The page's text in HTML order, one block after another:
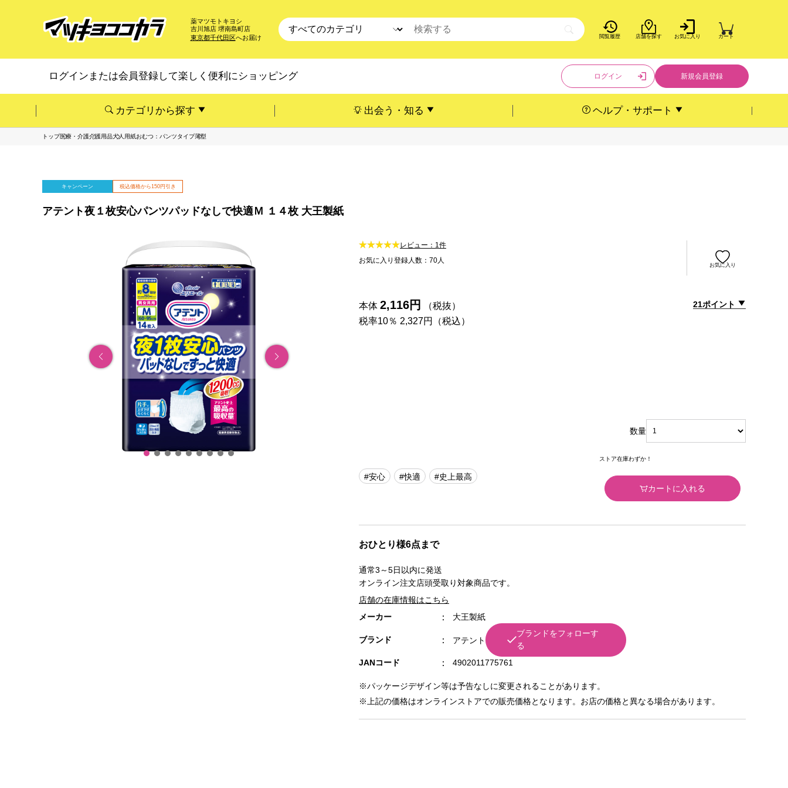
薬マツモトキヨシ
吉川旭店 堺南島町店
東京都千代田区へお届け 閲覧履歴 店舗を探す お気に入り カート
ログインまたは会員登録して楽しく便利にショッピング ログイン 新規会員登録
カテゴリから探す 出会う・知る ヘルプ・サポート
トップ医療・介護介護用品大人用紙おむつ：パンツタイプ薄型
キャンペーン 税込価格から150円引き
アテント夜１枚安心パンツパッドなしで快適Ｍ １４枚 大王製紙
レビュー：1件
お気に入り登録人数：70人
お気に入り
本体 2,116円
（税抜）
税率10％ 2,327円（税込）
21ポイント
#安心 #快適 #史上最高
おひとり様6点まで
通常3～5日以内に発送
オンライン注文店頭受取り対象商品です。
店舗の在庫情報はこちら
メーカー 大王製紙
ブランド アテント
ブランドをフォローす
る
JANコード
4902011775761
※パッケージデザイン等は予告なしに変更されることがあります。
※上記の価格はオンラインストアでの販売価格となります。お店の価格と異なる場合があります。
数量
ストア在庫わずか！
カートに入れる